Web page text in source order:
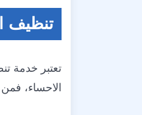
تنظيف
تعتبر خدمة
الاحساء،